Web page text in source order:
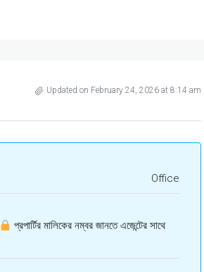
Updated on February 24, 2026 at 8:14 am
Office
প্রপার্টির মালিকের নম্বর জানতে এজেন্টের সাথে